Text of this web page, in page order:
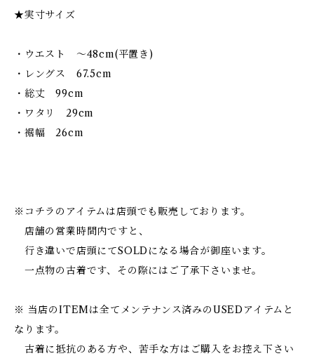
★実寸サイズ
・ウエスト 〜48cm(平置き)
・レングス 67.5cm
・総丈 99cm
・ワタリ 29cm
・裾幅 26cm
※コチラのアイテムは店頭でも販売しております。
店舗の営業時間内ですと、
行き違いで店頭にてSOLDになる場合が御座います。
一点物の古着です、その際にはご了承下さいませ。
※ 当店のITEMは全てメンテナンス済みのUSEDアイテムと
なります。
古着に抵抗のある方や、苦手な方はご購入をお控え下さい